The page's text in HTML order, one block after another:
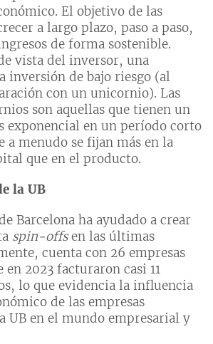
El objetivo de las
a largo plazo, paso a paso,
de forma sostenible.
vista del inversor, una
inversión de bajo riesgo (al
con un unicornio). Las
son aquellas que tienen un
exponencial en un período corto
a menudo se fijan más en la
que en el producto.
la UB
Barcelona ha ayudado a crear
spin-offsen las últimas
cuenta con 26 empresas
2023 facturaron casi 11
lo que evidencia la influencia
de las empresas
UB en el mundo empresarial y